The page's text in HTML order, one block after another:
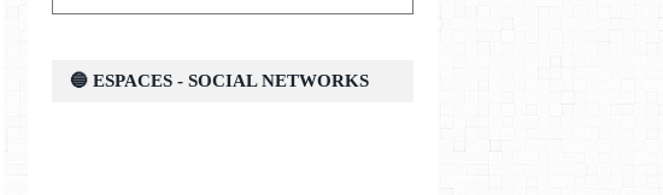
🔵 ESPACES - SOCIAL NETWORKS